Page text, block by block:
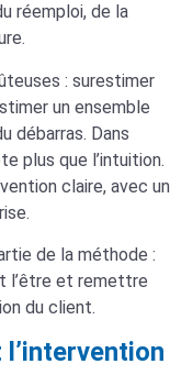
réemploi, de la
: surestimer
un ensemble
débarras. Dans
plus que l’intuition.
claire, avec un
de la méthode :
l’être et remettre
du client.
l’intervention